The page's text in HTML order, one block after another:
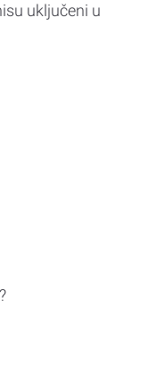
uključeni u